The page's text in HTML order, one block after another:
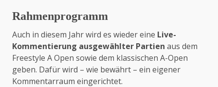
Rahmenprogramm
Auch in diesem Jahr wird es wieder eine Live-
Kommentierung ausgewählter Partien aus dem
Freestyle A Open sowie dem klassischen A-Open
geben. Dafür wird – wie bewährt – ein eigener
Kommentarraum eingerichtet.